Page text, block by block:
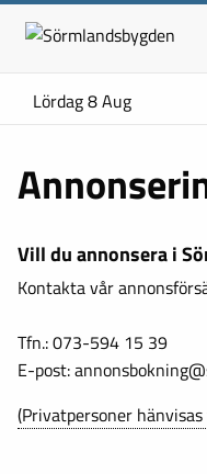
Lördag 8 Aug
Vill du annonsera i
Kontakta vår
Tfn.: 073-594 15 39
E-post:
(Privatpersoner